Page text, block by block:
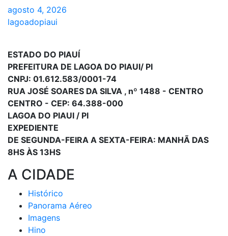
agosto 4, 2026
lagoadopiaui
ESTADO DO PIAUÍ
PREFEITURA DE LAGOA DO PIAUI/ PI
CNPJ: 01.612.583/0001-74
RUA JOSÉ SOARES DA SILVA , nº 1488 - CENTRO
CENTRO - CEP: 64.388-000
LAGOA DO PIAUI / PI
EXPEDIENTE
DE SEGUNDA-FEIRA A SEXTA-FEIRA: MANHÃ DAS
8HS ÀS 13HS
A CIDADE
Histórico
Panorama Aéreo
Imagens
Hino